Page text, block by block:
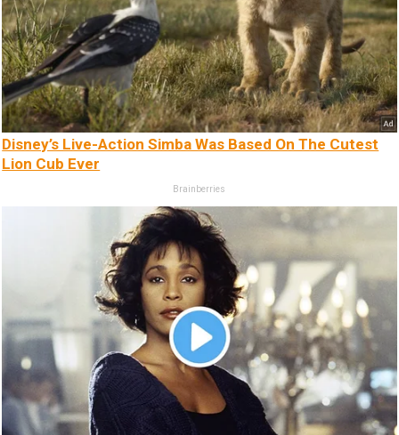
Disney’s Live-Action Simba Was Based On The Cutest
Lion Cub Ever
Brainberries